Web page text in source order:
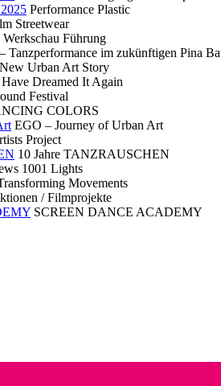
Performance Plastic
Streetwear
Werkschau Führung
Tanzperformance im zukünftigen Pina
Urban Art Story
Dreamed It Again
Festival
COLORS
EGO – Journey of Urban Art
Project
10 Jahre TANZRAUSCHEN
1001 Lights
Movements
/ Filmprojekte
SCREEN DANCE ACADEMY